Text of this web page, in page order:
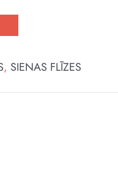
, SIENAS FLĪZES